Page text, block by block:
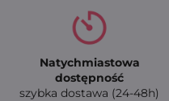
Natychmiastowa
dostępność
szybka dostawa (24-48h)